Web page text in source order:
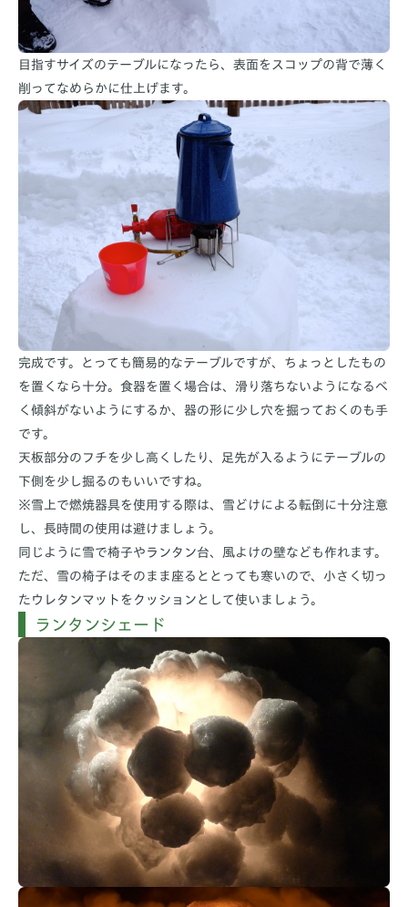
目指すサイズのテーブルになったら、表面をスコップの背で薄く
削ってなめらかに仕上げます。
完成です。とっても簡易的なテーブルですが、ちょっとしたもの
を置くなら十分。食器を置く場合は、滑り落ちないようになるべ
く傾斜がないようにするか、器の形に少し穴を掘っておくのも手
です。
天板部分のフチを少し高くしたり、足先が入るようにテーブルの
下側を少し掘るのもいいですね。
※雪上で燃焼器具を使用する際は、雪どけによる転倒に十分注意
し、長時間の使用は避けましょう。
同じように雪で椅子やランタン台、風よけの壁なども作れます。
ただ、雪の椅子はそのまま座るととっても寒いので、小さく切っ
たウレタンマットをクッションとして使いましょう。
ランタンシェード